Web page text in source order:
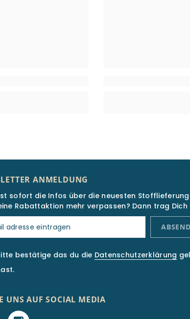
ANMELDUNG
sofort die Infos über die neuesten
Rabattaktion mehr verpassen? Dann trag Dich
bestätige das du die Datenschutzerklärung
UNS AUF SOCIAL MEDIA